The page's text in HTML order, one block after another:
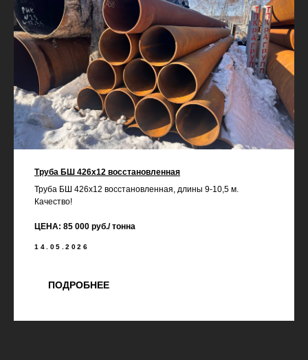
Труба БШ 426х12 восстановленная
Труба БШ 426х12 восстановленная, длины 9-10,5 м.
Качество!
ЦЕНА: 85 000 руб./ тонна
14.05.2026
ПОДРОБНЕЕ